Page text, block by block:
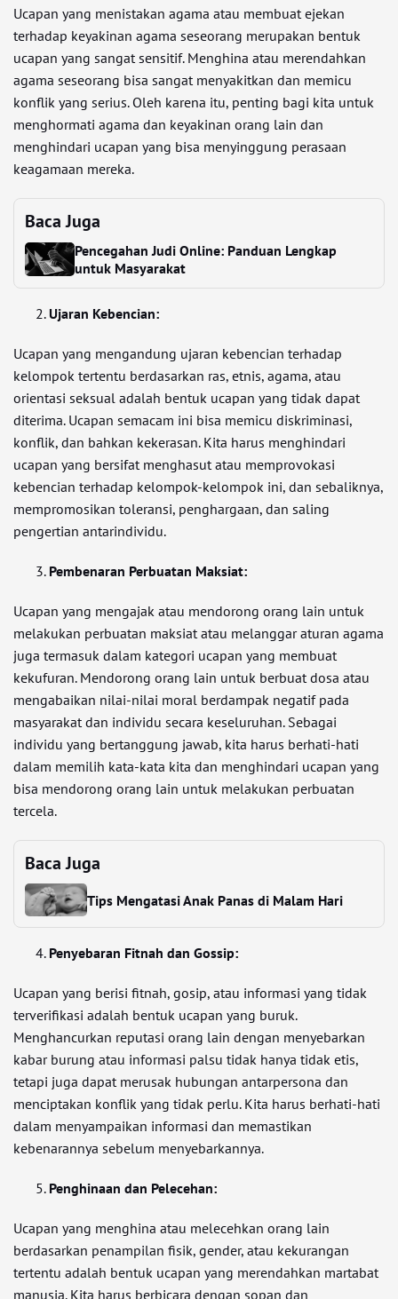
Ucapan yang menistakan agama atau membuat ejekan
terhadap keyakinan agama seseorang merupakan bentuk
ucapan yang sangat sensitif. Menghina atau merendahkan
agama seseorang bisa sangat menyakitkan dan memicu
konflik yang serius. Oleh karena itu, penting bagi kita untuk
menghormati agama dan keyakinan orang lain dan
menghindari ucapan yang bisa menyinggung perasaan
keagamaan mereka.
Baca Juga
Pencegahan Judi Online: Panduan Lengkap
untuk Masyarakat
Ujaran Kebencian:
Ucapan yang mengandung ujaran kebencian terhadap
kelompok tertentu berdasarkan ras, etnis, agama, atau
orientasi seksual adalah bentuk ucapan yang tidak dapat
diterima. Ucapan semacam ini bisa memicu diskriminasi,
konflik, dan bahkan kekerasan. Kita harus menghindari
ucapan yang bersifat menghasut atau memprovokasi
kebencian terhadap kelompok-kelompok ini, dan sebaliknya,
mempromosikan toleransi, penghargaan, dan saling
pengertian antarindividu.
Pembenaran Perbuatan Maksiat:
Ucapan yang mengajak atau mendorong orang lain untuk
melakukan perbuatan maksiat atau melanggar aturan agama
juga termasuk dalam kategori ucapan yang membuat
kekufuran. Mendorong orang lain untuk berbuat dosa atau
mengabaikan nilai-nilai moral berdampak negatif pada
masyarakat dan individu secara keseluruhan. Sebagai
individu yang bertanggung jawab, kita harus berhati-hati
dalam memilih kata-kata kita dan menghindari ucapan yang
bisa mendorong orang lain untuk melakukan perbuatan
tercela.
Baca Juga
Tips Mengatasi Anak Panas di Malam Hari
Penyebaran Fitnah dan Gossip:
Ucapan yang berisi fitnah, gosip, atau informasi yang tidak
terverifikasi adalah bentuk ucapan yang buruk.
Menghancurkan reputasi orang lain dengan menyebarkan
kabar burung atau informasi palsu tidak hanya tidak etis,
tetapi juga dapat merusak hubungan antarpersona dan
menciptakan konflik yang tidak perlu. Kita harus berhati-hati
dalam menyampaikan informasi dan memastikan
kebenarannya sebelum menyebarkannya.
Penghinaan dan Pelecehan:
Ucapan yang menghina atau melecehkan orang lain
berdasarkan penampilan fisik, gender, atau kekurangan
tertentu adalah bentuk ucapan yang merendahkan martabat
manusia. Kita harus berbicara dengan sopan dan